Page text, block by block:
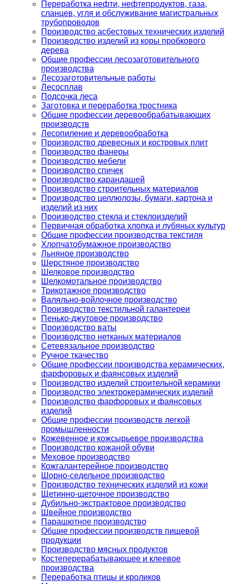
Переработка нефти, нефтепродуктов, газа,
сланцев, угля и обслуживание магистральных
трубопроводов
Производство асбестовых технических изделий
Производство изделий из коры пробкового
дерева
Общие профессии лесозаготовительного
производства
Лесозаготовительные работы
Лесосплав
Подсочка леса
Заготовка и переработка тростника
Общие профессии деревообрабатывающих
производств
Лесопиление и деревообработка
Производство древесных и костровых плит
Производство фанеры
Производство мебели
Производство спичек
Производство карандашей
Производство строительных материалов
Производство целлюлозы, бумаги, картона и
изделий из них
Производство стекла и стеклоизделий
Первичная обработка хлопка и лубяных культур
Общие профессии производства текстиля
Хлопчатобумажное производство
Льняное производство
Шерстяное производство
Шелковое производство
Шелкомотальное производство
Трикотажное производство
Валяльно-войлочное производство
Производство текстильной галантереи
Пенько-джутовое производство
Производство ваты
Производство нетканых материалов
Сетевязальное производство
Ручное ткачество
Общие профессии производства керамических,
фарфоровых и фаянсовых изделий
Производство изделий строительной керамики
Производство электрокерамических изделий
Производство фарфоровых и фаянсовых
изделий
Общие профессии производств легкой
промышленности
Кожевенное и кожсырьевое производства
Производство кожаной обуви
Меховое производство
Кожгалантерейное производство
Шорно-седельное производство
Производство технических изделий из кожи
Щетинно-щеточное производство
Дубильно-экстрактовое производство
Швейное производство
Парашютное производство
Общие профессии производств пищевой
продукции
Производство мясных продуктов
Костеперерабатывающее и клеевое
производства
Переработка птицы и кроликов